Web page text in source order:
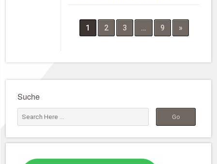
1 2 3 … 9 »
Suche